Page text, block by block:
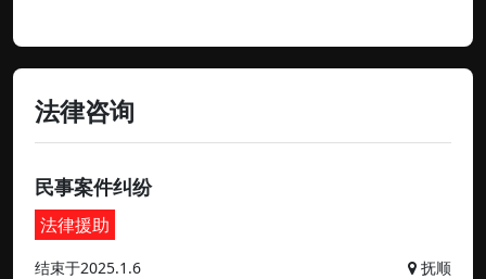
法律咨询
民事案件纠纷
法律援助
结束于2025.1.6 抚顺